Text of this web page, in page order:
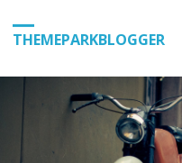
THEMEPARKBLOGGER